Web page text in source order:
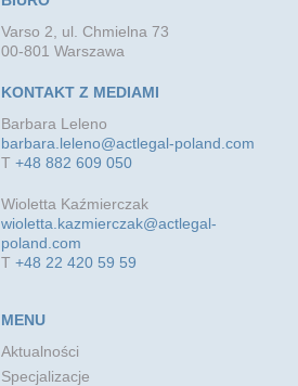
Varso 2, ul. Chmielna 73
00-801 Warszawa
KONTAKT Z MEDIAMI
Barbara Leleno
barbara.leleno@actlegal-poland.com
T+48 882 609 050
Wioletta Kaźmierczak
wioletta.kazmierczak@actlegal-
poland.com
T+48 22 420 59 59
MENU
Aktualności
Specjalizacje